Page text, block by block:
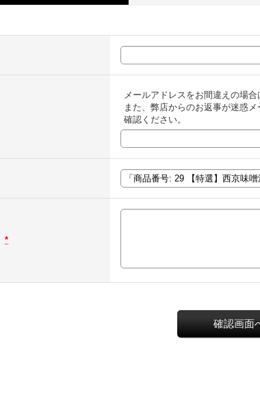
メールアドレスをお間違えの場
また、弊店からのお返事が迷惑
確認ください。
*